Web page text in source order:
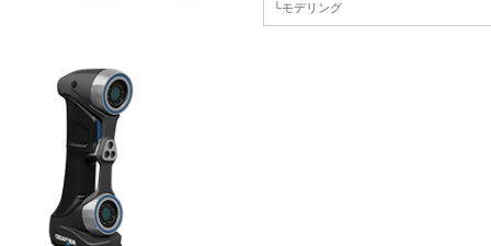
└モデリング